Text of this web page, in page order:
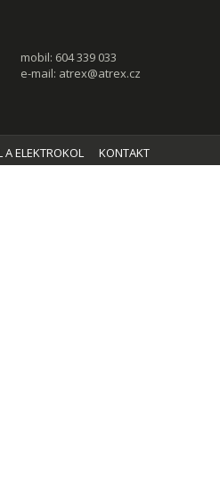
mobil: 604 339 033
e-mail: atrex@atrex.cz
A ELEKTROKOL KONTAKT